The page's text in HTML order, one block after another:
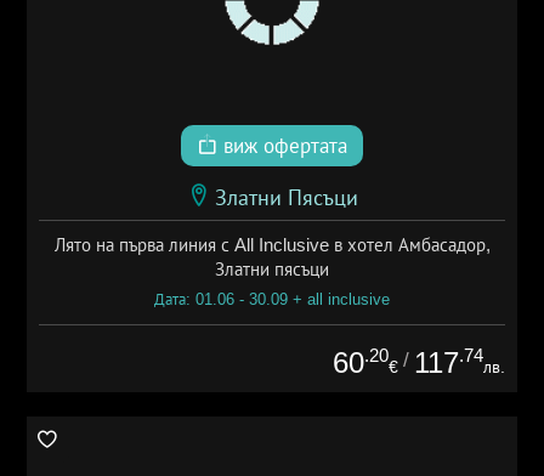
виж офертата
Златни Пясъци
Лято на първа линия с All Inclusive в хотел Амбасадор,
Златни пясъци
Дата: 01.06 - 30.09 + all inclusive
60.20
€ / 117.74
лв.